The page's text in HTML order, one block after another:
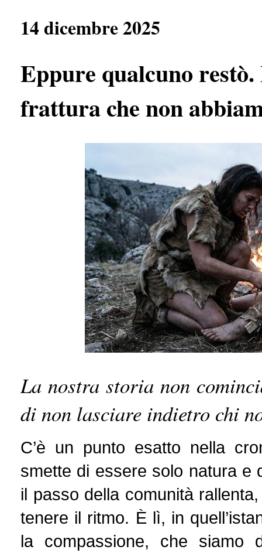
o
A
p
r
a
14 dicembre 2025
Eppure qualcuno
frattura che non
La nostra storia non
di non lasciare indietro chi
C’è un punto esatto nella
smette di essere solo natura e
il passo della comunità
tenere il ritmo. È lì, in
la compassione, che siamo